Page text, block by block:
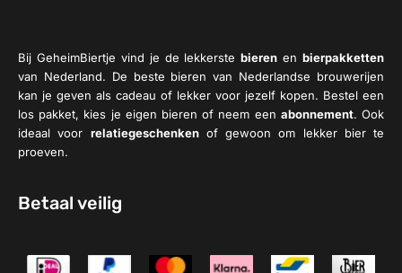
Bij GeheimBiertje vind je de lekkerstebieren en bierpakketten
van Nederland. De beste bieren van Nederlandse brouwerijen
kan je geven als cadeau of lekker voor jezelf kopen. Bestel een
los pakket, kies je eigen bieren of neem een abonnement. Ook
ideaal voor relatiegeschenkenof gewoon om lekker bier te
proeven.
Betaal veilig